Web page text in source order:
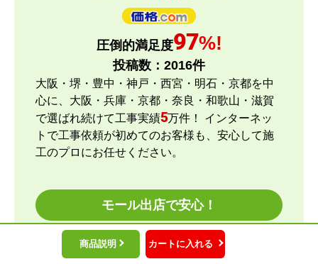
ショップからの連絡や対応は適切でしたか？
予定の期日までに商品が届きましたか？
はい
商品の梱包は必要十分なものでしたか？
はい
【注文商品】エアコン・クーラー 【注文
時期】2026年04月頃
圧倒的満足度97%!
投稿数： 2016件
大阪・堺・豊中・神戸・西宮・明石・京都を中
心に、大阪・兵庫・京都・奈良・和歌山・滋賀
で選ばれ続けて工事実績5万件！ インターネッ
トで工事依頼が初めてのお客様も、安心して施
工のプロにお任せください。
モール出店で安心！
商品説明 カートに入れる